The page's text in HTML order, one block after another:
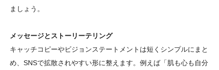
ましょう。
メッセージとストーリーテリング
キャッチコピーやビジョンステートメントは短くシンプルにまと
め、SNSで拡散されやすい形に整えます。例えば「肌も心も自分